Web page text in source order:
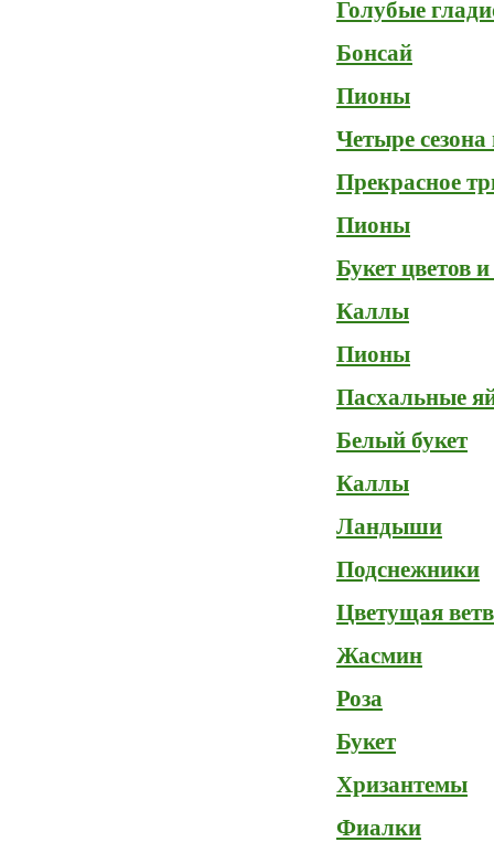
Голубые
Бонсай
Пионы
Четыре сезона
Прекрасное
Пионы
Букет цветов
Каллы
Пионы
Пасхальные
Белый букет
Каллы
Ландыши
Подснежники
Цветущая
Жасмин
Роза
Букет
Хризантемы
Фиалки